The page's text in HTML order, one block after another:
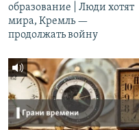
образование | Люди хотят
мира, Кремль —
продолжать войну